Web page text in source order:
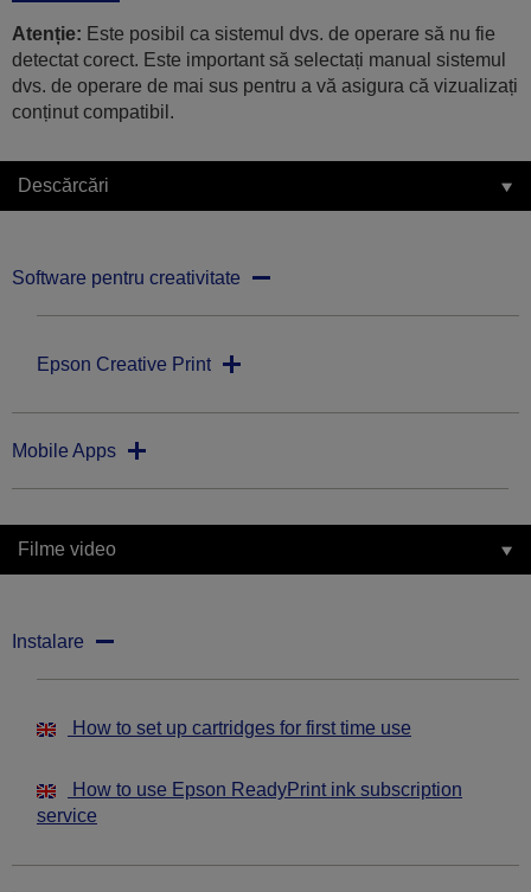
Atenție: Este posibil ca sistemul dvs. de operare să nu fie
detectat corect. Este important să selectați manual sistemul
dvs. de operare de mai sus pentru a vă asigura că vizualizați
conținut compatibil.
Descărcări
Software pentru creativitate
Epson Creative Print
Mobile Apps
Filme video
Instalare
How to set up cartridges for first time use
How to use Epson ReadyPrint ink subscription
service